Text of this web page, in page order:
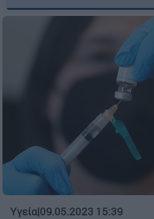
Υγεία|09.05.2023 15:39